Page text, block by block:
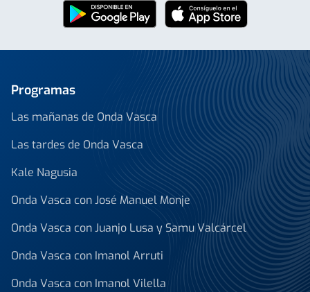
Programas
Las mañanas de Onda Vasca
Las tardes de Onda Vasca
Kale Nagusia
Onda Vasca con José Manuel Monje
Onda Vasca con Juanjo Lusa y Samu Valcárcel
Onda Vasca con Imanol Arruti
Onda Vasca con Imanol Vilella